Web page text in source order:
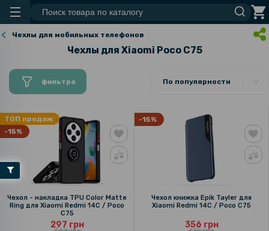
Чехлы для мобильных телефонов
Чехлы для Xiaomi Poco C75
фильтра По популярности
ТОП продаж
-15%
Чехол - накладка TPU Color Matte
Ring для Xiaomi Redmi 14C / Poco
C75
297 грн
-15%
Чехол книжка Epik Tayler для
Xiaomi Redmi 14C / Poco C75
356 грн